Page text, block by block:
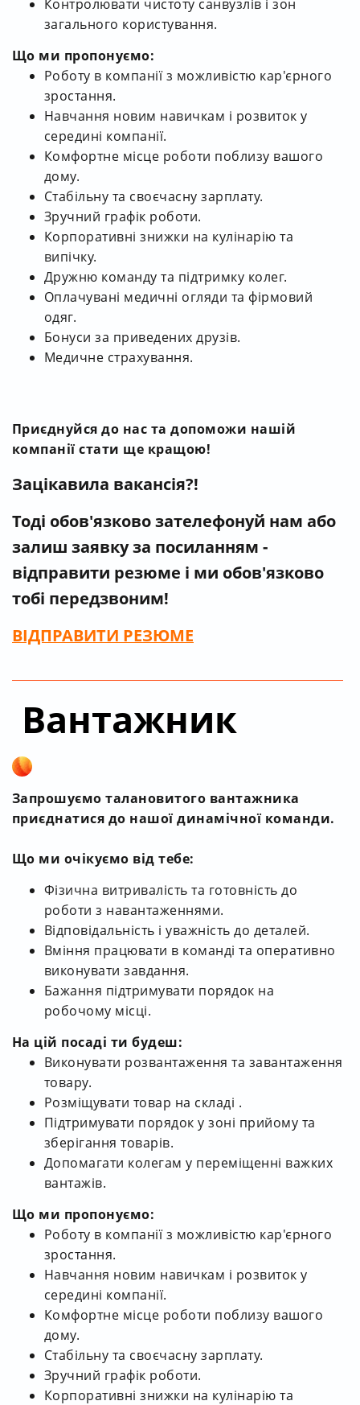
Контролювати чистоту санвузлів і зон
загального користування.
Що ми пропонуємо:
Роботу в компанії з можливістю кар'єрного
зростання.
Навчання новим навичкам і розвиток у
середині компанії.
Комфортне місце роботи поблизу вашого
дому.
Стабільну та своєчасну зарплату.
Зручний графік роботи.
Корпоративні знижки на кулінарію та
випічку.
Дружню команду та підтримку колег.
Оплачувані медичні огляди та фірмовий
одяг.
Бонуси за приведених друзів.
Медичне страхування.
Приєднуйся до нас та допоможи нашій
компанії стати ще кращою!
Зацікавила вакансія?!
Тоді обов'язково зателефонуй нам або
залиш заявку за посиланням -
відправити резюме і ми обов'язково
тобі передзвоним!
ВІДПРАВИТИ РЕЗЮМЕ
Вантажник
Запрошуємо талановитого вантажника
приєднатися до нашої динамічної команди.
Що ми очікуємо від тебе:
Фізична витривалість та готовність до
роботи з навантаженнями.
Відповідальність і уважність до деталей.
Вміння працювати в команді та оперативно
виконувати завдання.
Бажання підтримувати порядок на
робочому місці.
На цій посаді ти будеш:
Виконувати розвантаження та завантаження
товару.
Розміщувати товар на складі .
Підтримувати порядок у зоні прийому та
зберігання товарів.
Допомагати колегам у переміщенні важких
вантажів.
Що ми пропонуємо:
Роботу в компанії з можливістю кар'єрного
зростання.
Навчання новим навичкам і розвиток у
середині компанії.
Комфортне місце роботи поблизу вашого
дому.
Стабільну та своєчасну зарплату.
Зручний графік роботи.
Корпоративні знижки на кулінарію та